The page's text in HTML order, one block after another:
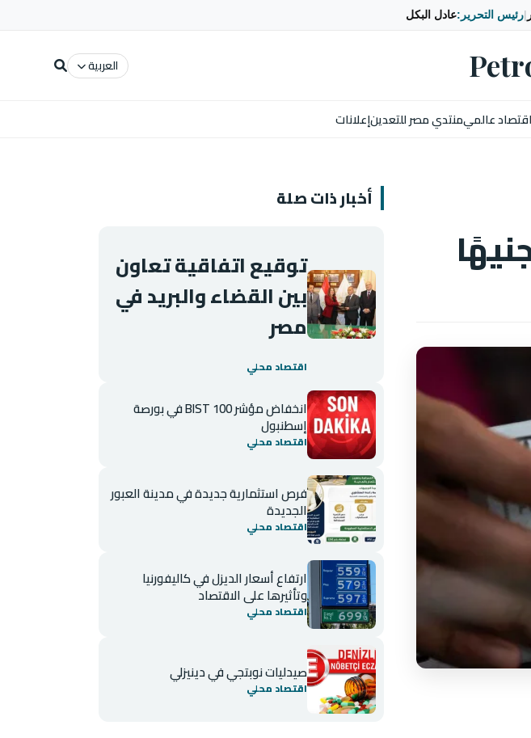
رئيس التحرير:عادل البكل
العربية
اقتصاد عالميمنتدي مصر للتعدينإعلانات
أخبار ذات صلة
توقيع اتفاقية تعاون
بين القضاء والبريد في
مصر
اقتصاد محلي
انخفاض مؤشر BIST 100 في بورصة
إسطنبول
اقتصاد محلي
فرص استثمارية جديدة في مدينة العبور
الجديدة
اقتصاد محلي
ارتفاع أسعار الديزل في كاليفورنيا
وتأثيرها على الاقتصاد
اقتصاد محلي
صيدليات نوبتجي في دينيزلي
اقتصاد محلي